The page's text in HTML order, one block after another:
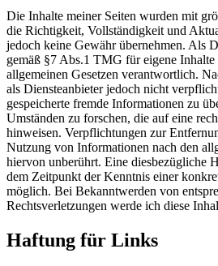
Die Inhalte meiner Seiten wurden mit
die Richtigkeit, Vollständigkeit und
jedoch keine Gewähr übernehmen. Als
gemäß §7 Abs.1 TMG für eigene Inhalte
allgemeinen Gesetzen verantwortlich.
als Diensteanbieter jedoch nicht
gespeicherte fremde Informationen zu
Umständen zu forschen, die auf eine
hinweisen. Verpflichtungen zur
Nutzung von Informationen nach den
hiervon unberührt. Eine diesbezügliche
dem Zeitpunkt der Kenntnis einer
möglich. Bei Bekanntwerden von
Rechtsverletzungen werde ich diese
Haftung für Links